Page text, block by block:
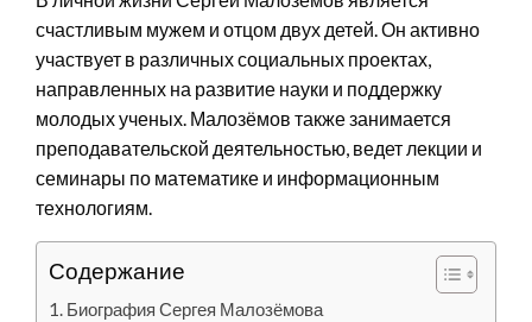
счастливым мужем и отцом двух детей. Он активно
участвует в различных социальных проектах,
направленных на развитие науки и поддержку
молодых ученых. Малозёмов также занимается
преподавательской деятельностью, ведет лекции и
семинары по математике и информационным
технологиям.
Содержание
Биография Сергея Малозёмова